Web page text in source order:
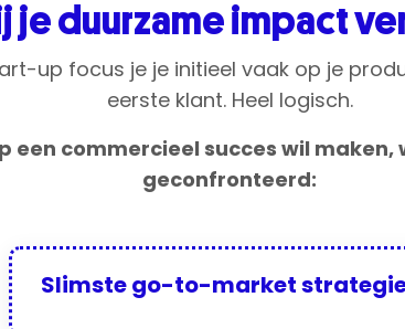
je duurzame impact
up focus je je initieel vaak op je
eerste klant. Heel logisch.
een commercieel succes wil
geconfronteerd:
Slimste go-to-market